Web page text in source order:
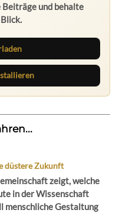
und behalte
düstere Zukunft
zeigt, welche
in der Wissenschaft
menschliche Gestaltung